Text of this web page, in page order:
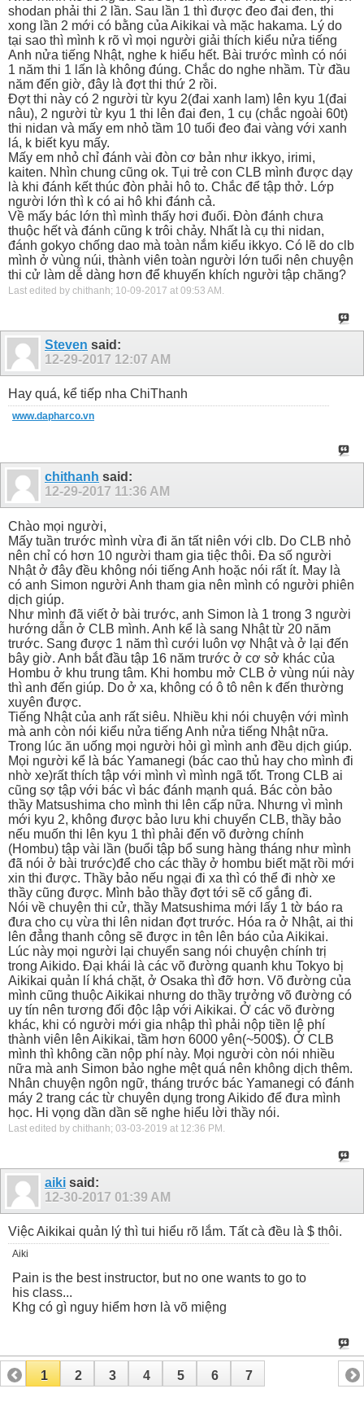
shodan phải thi 2 lần. Sau lần 1 thì được đeo đai đen, thi
xong lần 2 mới có bằng của Aikikai và mặc hakama. Lý do
tại sao thì mình k rõ vì mọi người giải thích kiểu nửa tiếng
Anh nửa tiếng Nhật, nghe k hiểu hết. Bài trước mình có nói
1 năm thi 1 lấn là không đúng. Chắc do nghe nhầm. Từ đầu
năm đến giờ, đây là đợt thi thứ 2 rồi.
Đợt thi này có 2 người từ kyu 2(đai xanh lam) lên kyu 1(đai
nâu), 2 người từ kyu 1 thi lên đai đen, 1 cụ (chắc ngoài 60t)
thi nidan và mấy em nhỏ tầm 10 tuổi đeo đai vàng với xanh
lá, k biết kyu mấy.
Mấy em nhỏ chỉ đánh vài đòn cơ bản như ikkyo, irimi,
kaiten. Nhìn chung cũng ok. Tụi trẻ con CLB mình được dạy
là khi đánh kết thúc đòn phải hô to. Chắc để tập thở. Lớp
người lớn thì k có ai hô khi đánh cả.
Về mấy bác lớn thì mình thấy hơi đuối. Đòn đánh chưa
thuộc hết và đánh cũng k trôi chảy. Nhất là cụ thi nidan,
đánh gokyo chống dao mà toàn nắm kiểu ikkyo. Có lẽ do clb
mình ở vùng núi, thành viên toàn người lớn tuổi nên chuyện
thi cử làm dễ dàng hơn để khuyến khích người tập chăng?
Last edited by chithanh; 10-09-2017 at 09:53 AM.
Steven said:
12-29-2017 12:07 AM
Hay quá, kể tiếp nha ChiThanh
www.dapharco.vn
chithanh said:
12-29-2017 11:36 AM
Chào mọi người,
Mấy tuần trước mình vừa đi ăn tất niên với clb. Do CLB nhỏ
nên chỉ có hơn 10 người tham gia tiệc thôi. Đa số người
Nhật ở đây đều không nói tiếng Anh hoặc nói rất ít. May là
có anh Simon người Anh tham gia nên mình có người phiên
dịch giúp.
Như mình đã viết ở bài trước, anh Simon là 1 trong 3 người
hướng dẫn ở CLB mình. Anh kể là sang Nhật từ 20 năm
trước. Sang được 1 năm thì cưới luôn vợ Nhật và ở lại đến
bây giờ. Anh bắt đầu tập 16 năm trước ở cơ sở khác của
Hombu ở khu trung tâm. Khi hombu mở CLB ở vùng núi này
thì anh đến giúp. Do ở xa, không có ô tô nên k đến thường
xuyên được.
Tiếng Nhật của anh rất siêu. Nhiều khi nói chuyện với mình
mà anh còn nói kiểu nửa tiếng Anh nửa tiếng Nhật nữa.
Trong lúc ăn uống mọi người hỏi gì mình anh đều dịch giúp.
Mọi người kể là bác Yamanegi (bác cao thủ hay cho mình đi
nhờ xe)rất thích tập với mình vì mình ngã tốt. Trong CLB ai
cũng sợ tập với bác vì bác đánh mạnh quá. Bác còn bảo
thầy Matsushima cho mình thi lên cấp nữa. Nhưng vì mình
mới kyu 2, không được bảo lưu khi chuyển CLB, thầy bảo
nếu muốn thi lên kyu 1 thì phải đến võ đường chính
(Hombu) tập vài lần (buổi tập bổ sung hàng tháng như mình
đã nói ở bài trước)để cho các thầy ở hombu biết mặt rồi mới
xin thi được. Thầy bảo nếu ngại đi xa thì có thể đi nhờ xe
thầy cũng được. Mình bảo thầy đợt tới sẽ cố gắng đi.
Nói về chuyện thi cử, thầy Matsushima mới lấy 1 tờ báo ra
đưa cho cụ vừa thi lên nidan đợt trước. Hóa ra ở Nhật, ai thi
lên đẳng thanh công sẽ được in tên lên báo của Aikikai.
Lúc này mọi người lại chuyển sang nói chuyện chính trị
trong Aikido. Đại khái là các võ đường quanh khu Tokyo bị
Aikikai quản lí khá chặt, ở Osaka thì đỡ hơn. Võ đường của
mình cũng thuộc Aikikai nhưng do thầy trưởng võ đường có
uy tín nên tương đối độc lập với Aikikai. Ở các võ đường
khác, khi có người mới gia nhập thì phải nộp tiền lệ phí
thành viên lên Aikikai, tầm hơn 6000 yên(~500$). Ở CLB
mình thì không cần nộp phí này. Mọi người còn nói nhiều
nữa mà anh Simon bảo nghe mệt quá nên không dịch thêm.
Nhân chuyện ngôn ngữ, tháng trước bác Yamanegi có đánh
máy 2 trang các từ chuyên dụng trong Aikido để đưa mình
học. Hi vọng dần dần sẽ nghe hiểu lời thầy nói.
Last edited by chithanh; 03-03-2019 at 12:36 PM
aiki said:
12-30-2017 01:39 AM
Việc Aikikai quản lý thì tui hiểu rõ lắm. Tất cà đều là $ thôi.
Aiki
Pain is the best instructor, but no one wants to go to
his class...
Khg có gì nguy hiểm hơn là võ miệng
1 2 3 4 5 6 7